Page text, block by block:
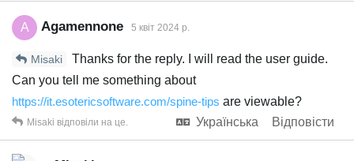
A Agamennone 5 квiт 2024 р.
Misaki
Thanks for the reply. I will read the user guide.
Can you tell me something about
https://it.esotericsoftware.com/spine-tips are viewable?
Українська
Відповісти
Misaki відповіли на це.